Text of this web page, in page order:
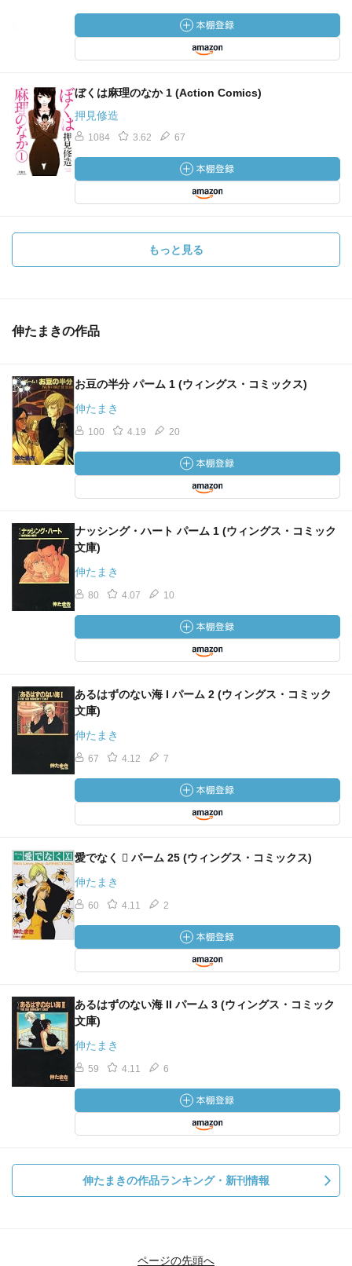
ぼくは麻理のなか 1 (Action Comics)
押見修造
1084 3.62 67
もっと見る
伸たまきの作品
お豆の半分 パーム 1 (ウィングス・コミックス)
伸たまき
100 4.19 20
ナッシング・ハート パーム 1 (ウィングス・コミック
文庫)
伸たまき
80 4.07 10
あるはずのない海 I パーム 2 (ウィングス・コミック
文庫)
伸たまき
67 4.12 7
愛でなく  パーム 25 (ウィングス・コミックス)
伸たまき
60 4.11 2
あるはずのない海 II パーム 3 (ウィングス・コミック
文庫)
伸たまき
59 4.11 6
伸たまきの作品ランキング・新刊情報
ページの先頭へ